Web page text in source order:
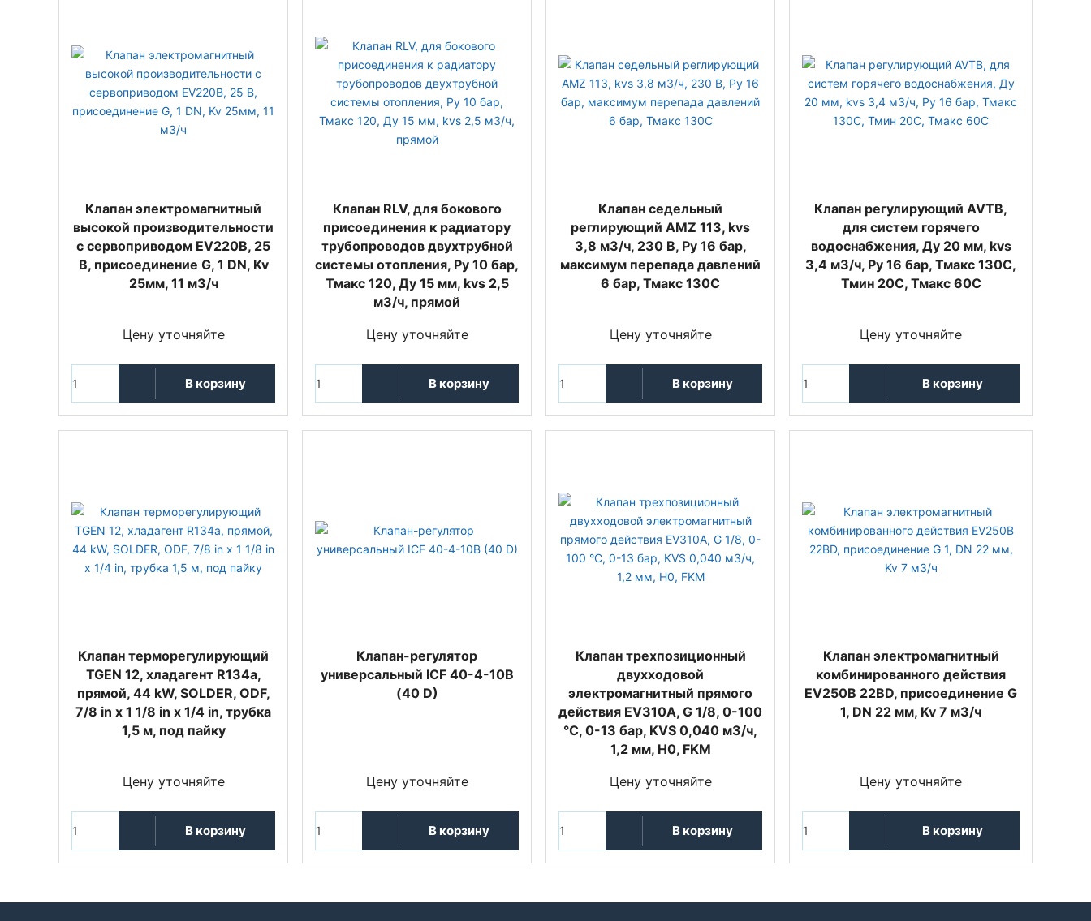
Клапан электромагнитный
высокой производительности
с сервоприводом EV220B, 25
B, присоединение G, 1 DN, Kv
25мм, 11 м3/ч
Цену уточняйте
В корзину
Клапан RLV, для бокового
присоединения к радиатору
трубопроводов двухтрубной
системы отопления, Ру 10 бар,
Тмакс 120, Ду 15 мм, kvs 2,5
м3/ч, прямой
Цену уточняйте
В корзину
Клапан седельный
реглирующий AMZ 113, kvs
3,8 м3/ч, 230 В, Pу 16 бар,
максимум перепада давлений
6 бар, Тмакс 130С
Цену уточняйте
В корзину
Клапан регулирующий AVTB,
для систем горячего
водоснабжения, Ду 20 мм, kvs
3,4 м3/ч, Py 16 бар, Тмакс 130С,
Тмин 20С, Тмакс 60C
Цену уточняйте
В корзину
Клапан терморегулирующий
TGEN 12, хладагент R134a,
прямой, 44 kW, SOLDER, ODF,
7/8 in x 1 1/8 in x 1/4 in, трубка
1,5 м, под пайку
Цену уточняйте
В корзину
Клапан-регулятор
универсальный ICF 40-4-10B
(40 D)
Цену уточняйте
В корзину
Клапан трехпозиционный
двухходовой
электромагнитный прямого
действия EV310A, G 1/8, 0-100
°C, 0-13 бар, KVS 0,040 м3/ч,
1,2 мм, H0, FKM
Цену уточняйте
В корзину
Клапан электромагнитный
комбинированного действия
EV250B 22BD, присоединение G
1, DN 22 мм, Kv 7 м3/ч
Цену уточняйте
В корзину